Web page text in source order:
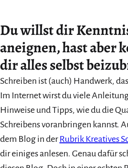
Du willst dir
aneignen, hast aber
dir alles selbst
Schreiben ist (auch) Handwerk,
Im Internet wirst du viele
Hinweise und Tipps, wie du die
Schreibens voranbringen kannst.
dem Blog in derRubrik Kreatives
dir einiges anlesen. Genau dafür